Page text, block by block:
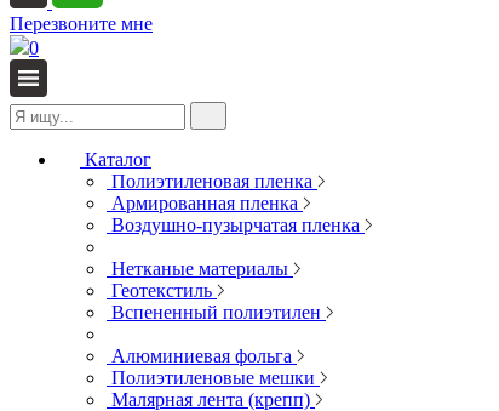
Перезвоните мне
0
Каталог
Полиэтиленовая пленка
Армированная пленка
Воздушно-пузырчатая пленка
Нетканые материалы
Геотекстиль
Вспененный полиэтилен
Алюминиевая фольга
Полиэтиленовые мешки
Малярная лента (крепп)